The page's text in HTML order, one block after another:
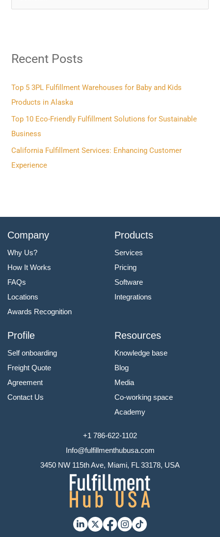
c
f
o
r
:
Recent Posts
Top 5 3PL Fulfillment Warehouses for Baby and Kids
Products in Alaska
Top 10 Eco-Friendly Fulfillment Solutions for Sustainable
Business
California Fulfillment Services: Enhancing Customer
Experience
Company
Why Us?
How It Works
FAQs
Locations
Awards Recognition
Products
Services
Pricing
Software
Integrations
Profile
Self onboarding
Freight Quote
Agreement
Contact Us
Resources
Knowledge base
Blog
Media
Co-working space
Academy
+1 786-622-1102
Info@fulfillmenthubusa.com
3450 NW 115th Ave, Miami, FL 33178, USA